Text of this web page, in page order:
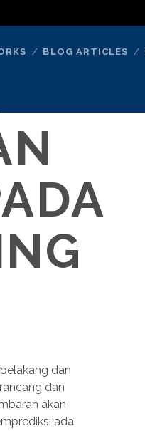
BLOG ARTICLES
dan
dan
akan
ada